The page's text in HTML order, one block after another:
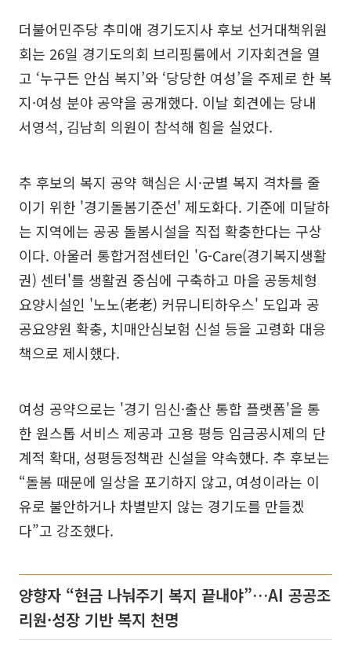
더불어민주당 추미애 경기도지사 후보 선거대책위원
회는 26일 경기도의회 브리핑룸에서 기자회견을 열
고 ‘누구든 안심 복지’와 ‘당당한 여성’을 주제로 한 복
지·여성 분야 공약을 공개했다. 이날 회견에는 당내
서영석, 김남희 의원이 참석해 힘을 실었다.
추 후보의 복지 공약 핵심은 시·군별 복지 격차를 줄
이기 위한 '경기돌봄기준선' 제도화다. 기준에 미달하
는 지역에는 공공 돌봄시설을 직접 확충한다는 구상
이다. 아울러 통합거점센터인 'G-Care(경기복지생활
권) 센터'를 생활권 중심에 구축하고 마을 공동체형
요양시설인 '노노(老老) 커뮤니티하우스' 도입과 공
공요양원 확충, 치매안심보험 신설 등을 고령화 대응
책으로 제시했다.
여성 공약으로는 '경기 임신·출산 통합 플랫폼'을 통
한 원스톱 서비스 제공과 고용 평등 임금공시제의 단
계적 확대, 성평등정책관 신설을 약속했다. 추 후보는
“돌봄 때문에 일상을 포기하지 않고, 여성이라는 이
유로 불안하거나 차별받지 않는 경기도를 만들겠
다”고 강조했다.
양향자 “현금 나눠주기 복지 끝내야”…AI 공공조
리원·성장 기반 복지 천명